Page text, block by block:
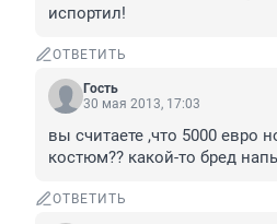
испортил!
ОТВЕТИТЬ
Гость
30 мая 2013, 17:03
вы считаете ,что 5000 евро
костюм?? какой-то бред
ОТВЕТИТЬ